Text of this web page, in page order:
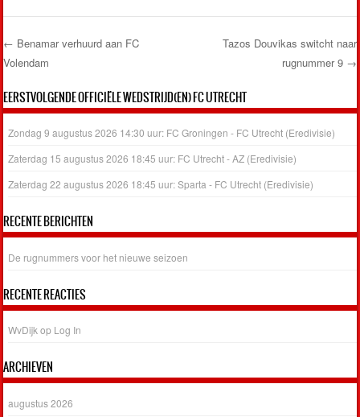
Post navigation
← Benamar verhuurd aan FC
Volendam
Tazos Douvikas switcht naar
rugnummer 9 →
EERSTVOLGENDE OFFICIËLE WEDSTRIJD(EN) FC UTRECHT
Zondag 9 augustus 2026 14:30 uur: FC Groningen - FC Utrecht (Eredivisie)
Zaterdag 15 augustus 2026 18:45 uur: FC Utrecht - AZ (Eredivisie)
Zaterdag 22 augustus 2026 18:45 uur: Sparta - FC Utrecht (Eredivisie)
RECENTE BERICHTEN
De rugnummers voor het nieuwe seizoen
RECENTE REACTIES
WvDijk op Log In
ARCHIEVEN
augustus 2026